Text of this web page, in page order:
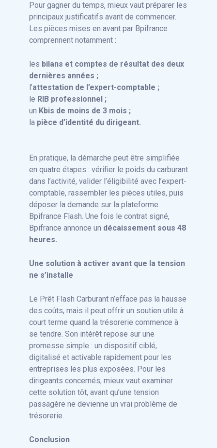
Pour gagner du temps, mieux vaut préparer les
principaux justificatifs avant de commencer.
Les pièces mises en avant par Bpifrance
comprennent notamment :
les bilans et comptes de résultat des deux
dernières années ;
l’attestation de l’expert-comptable ;
le RIB professionnel ;
un Kbis de moins de 3 mois ;
la pièce d’identité du dirigeant.
En pratique, la démarche peut être simplifiée
en quatre étapes : vérifier le poids du carburant
dans l’activité, valider l’éligibilité avec l’expert-
comptable, rassembler les pièces utiles, puis
déposer la demande sur la plateforme
Bpifrance Flash. Une fois le contrat signé,
Bpifrance annonce un décaissement sous 48
heures.
Une solution à activer avant que la tension
ne s’installe
Le Prêt Flash Carburant n’efface pas la hausse
des coûts, mais il peut offrir un soutien utile à
court terme quand la trésorerie commence à
se tendre. Son intérêt repose sur une
promesse simple : un dispositif ciblé,
digitalisé et activable rapidement pour les
entreprises les plus exposées. Pour les
dirigeants concernés, mieux vaut examiner
cette solution tôt, avant qu’une tension
passagère ne devienne un vrai problème de
trésorerie.
Conclusion